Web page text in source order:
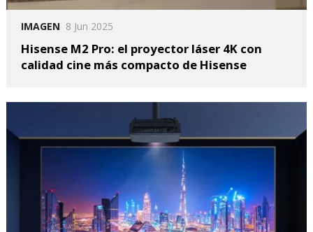
IMAGEN 8 Jun 2025
Hisense M2 Pro: el proyector láser 4K con
calidad cine más compacto de Hisense